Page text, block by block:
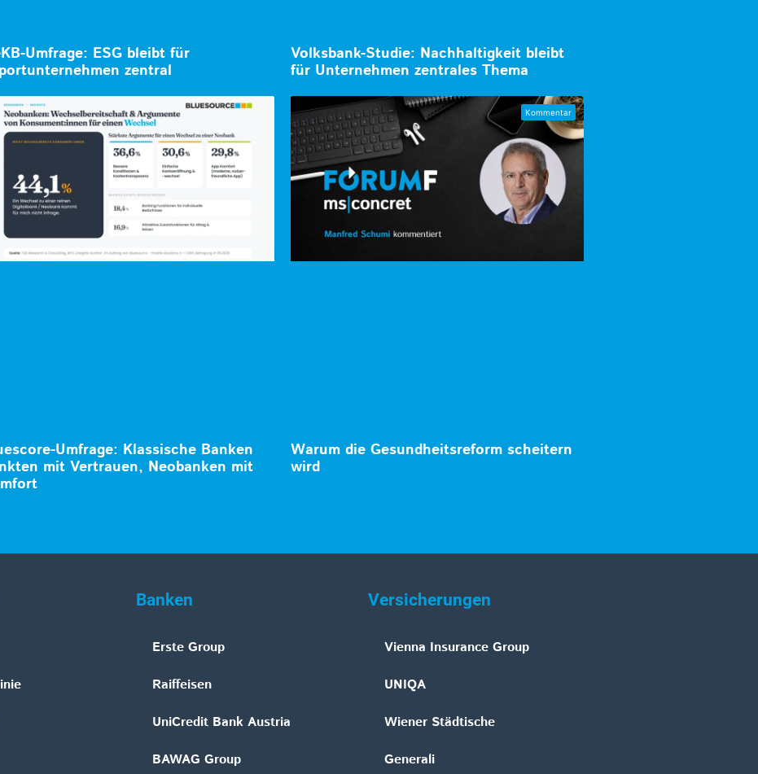
Umfrage: ESG bleibt für
zentral
Volksbank-Studie: Nachhaltigkeit bleibt
für Unternehmen zentrales Thema
Umfrage: Klassische Banken
mit Vertrauen, Neobanken mit
Warum die Gesundheitsreform scheitern
wird
Banken
Erste Group
Raiffeisen
UniCredit Bank Austria
BAWAG Group
Versicherungen
Vienna Insurance Group
UNIQA
Wiener Städtische
Generali